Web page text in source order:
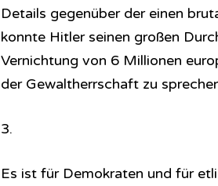
Details gegenüber der einen
konnte Hitler seinen großen
Vernichtung von 6 Millionen
der Gewaltherrschaft zu
3.
Es ist für Demokraten und für